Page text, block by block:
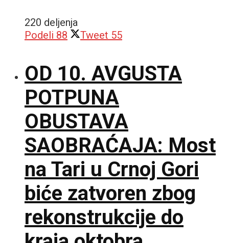
220 deljenja
Podeli 88 Tweet 55
OD 10. AVGUSTA
POTPUNA
OBUSTAVA
SAOBRAĆAJA: Most
na Tari u Crnoj Gori
biće zatvoren zbog
rekonstrukcije do